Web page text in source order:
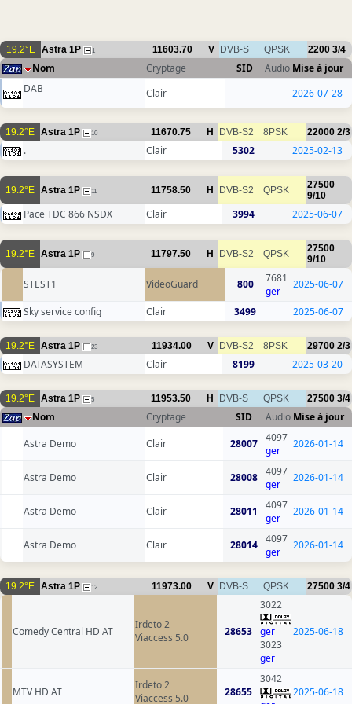
19.2°E Astra 1P 1 11603.70 V DVB-S QPSK 2200 3/4
Nom Cryptage SID Audio Mise à jour
DAB
Clair 2026-07-28
19.2°E Astra 1P 10 11670.75 H DVB-S2 8PSK 22000 2/3
. Clair 5302 2025-02-13
19.2°E Astra 1P 11 11758.50 H DVB-S2 QPSK
27500
9/10
Pace TDC 866 NSDX Clair 3994 2025-06-07
19.2°E Astra 1P 9 11797.50 H DVB-S2 QPSK
27500
9/10
STEST1 VideoGuard 800
7681
ger
2025-06-07
Sky service config Clair 3499 2025-06-07
19.2°E Astra 1P 23 11934.00 V DVB-S2 8PSK 29700 2/3
DATASYSTEM Clair 8199 2025-03-20
19.2°E Astra 1P 5 11953.50 H DVB-S QPSK 27500 3/4
Nom Cryptage SID Audio Mise à jour
Astra Demo
Clair 28007 4097
ger
2026-01-14
Astra Demo Clair 28008 4097
ger
2026-01-14
Astra Demo Clair 28011
4097
ger
2026-01-14
Astra Demo Clair 28014 4097
ger
2026-01-14
19.2°E Astra 1P 12 11973.00 V DVB-S QPSK 27500 3/4
Comedy Central HD AT
Irdeto 2
Viaccess 5.0
28653
3022
ger
3023
ger
2025-06-18
MTV HD AT
Irdeto 2
Viaccess 5.0
28655
3042
2025-06-18